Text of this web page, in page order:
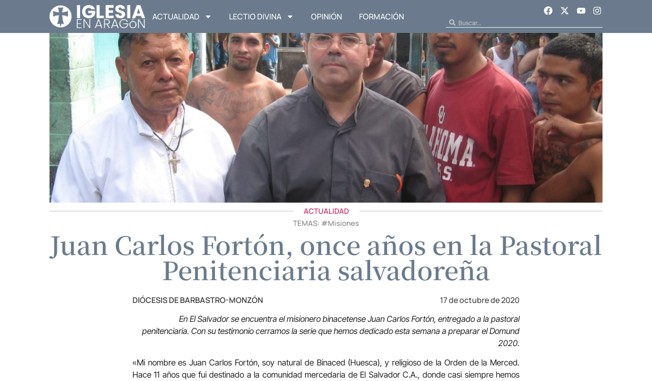
ACTUALIDAD LECTIO DIVINA OPINIÓN FORMACIÓN
ACTUALIDAD
TEMAS: #Misiones
Juan Carlos Fortón, once años en la Pastoral
Penitenciaria salvadoreña
DIÓCESIS DE BARBASTRO-MONZÓN 17 de octubre de 2020
En El Salvador se encuentra el misionero binacetense Juan Carlos Fortón, entregado a la pastoral
penitenciaria. Con su testimonio cerramos la serie que hemos dedicado esta semana a preparar el Domund
2020.
«Mi nombre es Juan Carlos Fortón, soy natural de Binaced (Huesca), y religioso de la Orden de la Merced.
Hace 11 años que fui destinado a la comunidad mercedaria de El Salvador C.A., donde casi siempre hemos